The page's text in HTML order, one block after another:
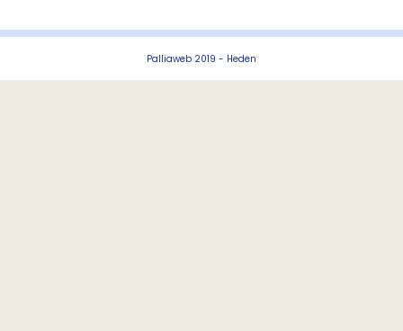
Palliaweb 2019 - Heden